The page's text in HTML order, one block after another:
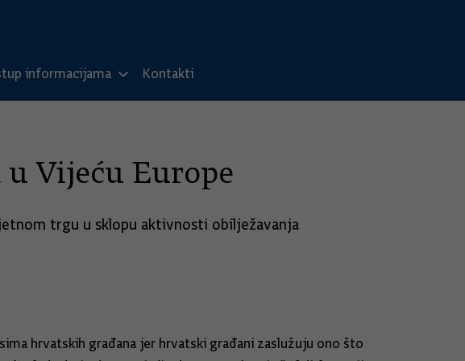
informacijama Kontakti
Vijeću Europe
trgu u sklopu aktivnosti obilježavanja
hrvatskih građana jer hrvatski građani zaslužuju ono što